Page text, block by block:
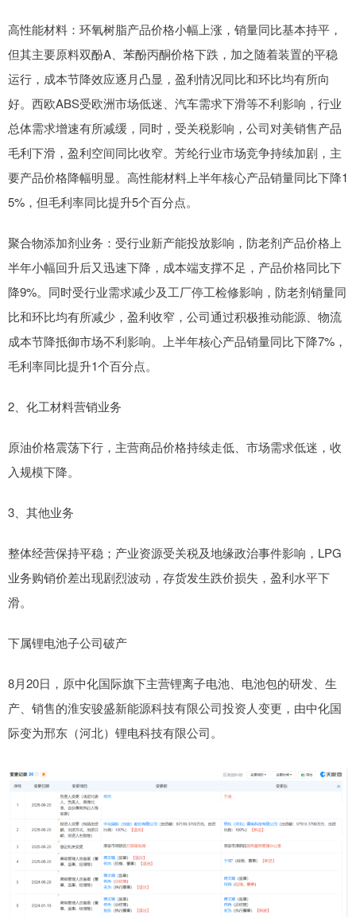
高性能材料：环氧树脂产品价格小幅上涨，销量同比基本持平，
但其主要原料双酚A、苯酚丙酮价格下跌，加之随着装置的平稳
运行，成本节降效应逐月凸显，盈利情况同比和环比均有所向
好。西欧ABS受欧洲市场低迷、汽车需求下滑等不利影响，行业
总体需求增速有所减缓，同时，受关税影响，公司对美销售产品
毛利下滑，盈利空间同比收窄。芳纶行业市场竞争持续加剧，主
要产品价格降幅明显。高性能材料上半年核心产品销量同比下降1
5%，但毛利率同比提升5个百分点。
聚合物添加剂业务：受行业新产能投放影响，防老剂产品价格上
半年小幅回升后又迅速下降，成本端支撑不足，产品价格同比下
降9%。同时受行业需求减少及工厂停工检修影响，防老剂销量同
比和环比均有所减少，盈利收窄，公司通过积极推动能源、物流
成本节降抵御市场不利影响。上半年核心产品销量同比下降7%，
毛利率同比提升1个百分点。
2、化工材料营销业务
原油价格震荡下行，主营商品价格持续走低、市场需求低迷，收
入规模下降。
3、其他业务
整体经营保持平稳；产业资源受关税及地缘政治事件影响，LPG
业务购销价差出现剧烈波动，存货发生跌价损失，盈利水平下
滑。
下属锂电池子公司破产
8月20日，原中化国际旗下主营锂离子电池、电池包的研发、生
产、销售的淮安骏盛新能源科技有限公司投资人变更，由中化国
际变为邢东（河北）锂电科技有限公司。